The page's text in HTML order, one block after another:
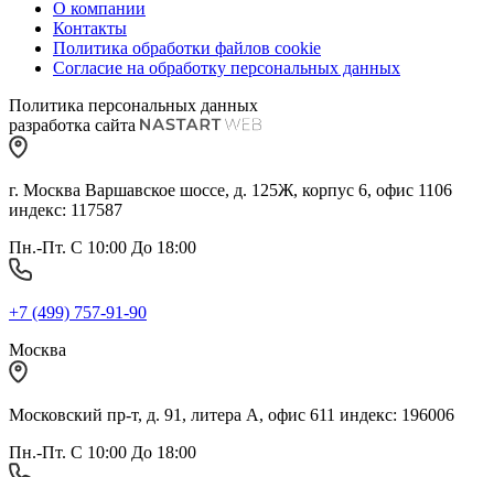
О компании
Контакты
Политика обработки файлов cookie
Согласие на обработку персональных данных
Политика персональных данных
разработка сайта
г. Москва Варшавское шоссе, д. 125Ж, корпус 6, офис 1106
индекс: 117587
Пн.-Пт. С 10:00 До 18:00
+7 (499) 757-91-90
Москва
Московский пр-т, д. 91, литера А, офис 611 индекс: 196006
Пн.-Пт. С 10:00 До 18:00